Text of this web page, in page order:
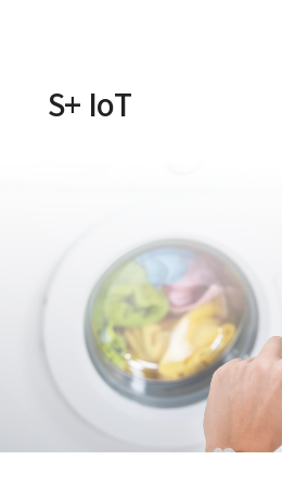
S+ IoT